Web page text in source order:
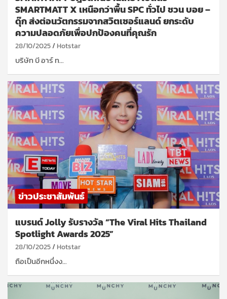
SMARTMATT X เหนือกว่าพื้น SPC ทั่วไป ชวน บอย –
ดุ๊ก ส่งต่อนวัตกรรมจากสวิตเซอร์แลนด์ ยกระดับ
ความปลอดภัยเพื่อปกป้องคนที่คุณรัก
28/10/2025 Hotstar
บริษัท บี อาร์ ท…
ข่าวประชาสัมพันธ์
แบรนด์ Jolly รับรางวัล “The Viral Hits Thailand
Spotlight Awards 2025”
28/10/2025 Hotstar
ถือเป็นอีกหนึ่งง…